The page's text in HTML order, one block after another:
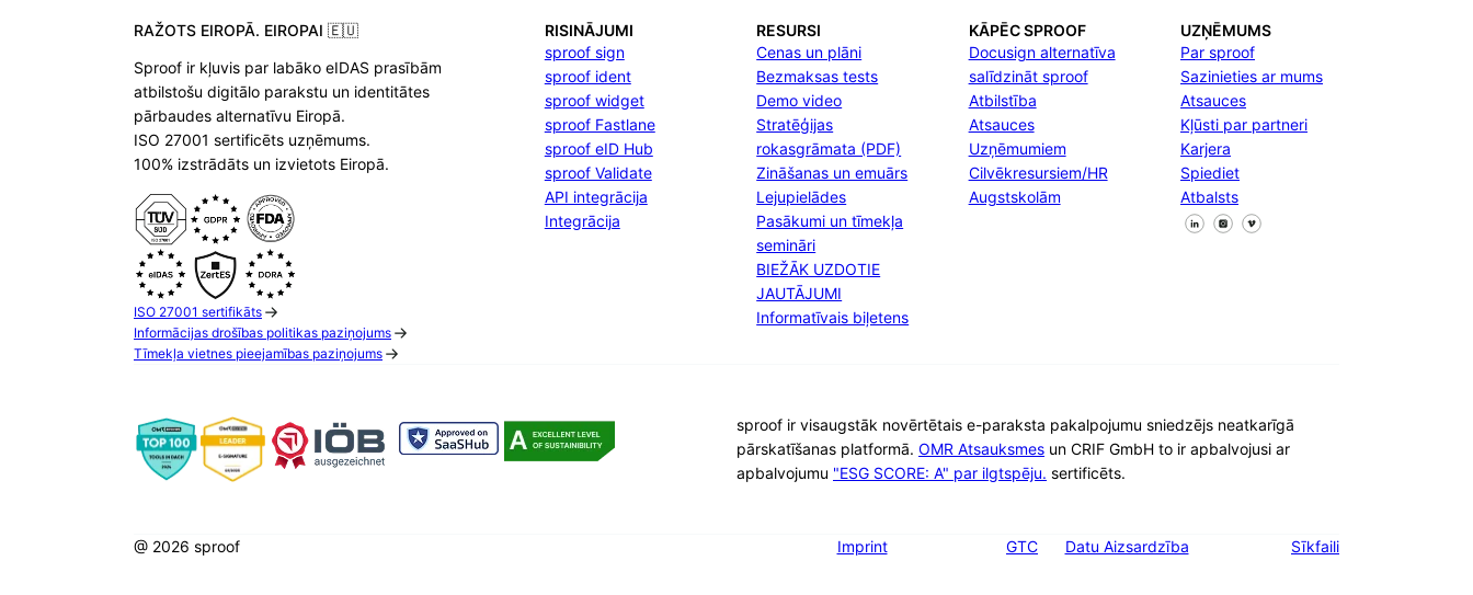
RAŽOTS EIROPĀ. EIROPAI 🇪🇺
Sproof ir kļuvis par labāko eIDAS prasībām
atbilstošu digitālo parakstu un identitātes
pārbaudes alternatīvu Eiropā.
ISO 27001 sertificēts uzņēmums.
100% izstrādāts un izvietots Eiropā.
ISO 27001 sertifikāts
Informācijas drošības politikas paziņojums
Tīmekļa vietnes pieejamības paziņojums
RISINĀJUMI
sproof sign
sproof ident
sproof widget
sproof Fastlane
sproof eID Hub
sproof Validate
API integrācija
Integrācija
RESURSI
Cenas un plāni
Bezmaksas tests
Demo video
Stratēģijas
rokasgrāmata (PDF)
Zināšanas un emuārs
Lejupielādes
Pasākumi un tīmekļa
semināri
BIEŽĀK UZDOTIE
JAUTĀJUMI
Informatīvais biļetens
KĀPĒC SPROOF
Docusign alternatīva
salīdzināt sproof
Atbilstība
Atsauces
Uzņēmumiem
Cilvēkresursiem/HR
Augstskolām
UZŅĒMUMS
Par sproof
Sazinieties ar mums
Atsauces
Kļūsti par partneri
Karjera
Spiediet
Atbalsts
Sekojiet mums Facebook
Sekojiet mums X
Sekojiet mums LinkedIn
sproof ir visaugstāk novērtētais e-paraksta pakalpojumu sniedzējs neatkarīgā
pārskatīšanas platformā. OMR Atsauksmes un CRIF GmbH to ir apbalvojusi ar
apbalvojumu "ESG SCORE: A" par ilgtspēju. sertificēts.
@ 2026 sproof Imprint GTC Datu Aizsardzība Sīkfaili